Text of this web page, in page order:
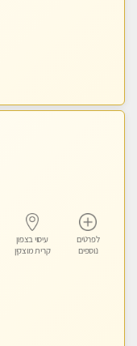
לפרטים
נוספים
עיסוי בצפון
קרית מוצקין